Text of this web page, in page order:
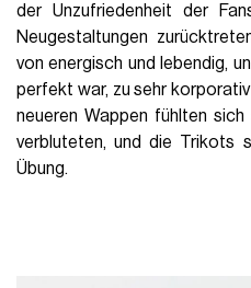
der Unzufriedenheit der
Neugestaltungen
von energisch und lebendig,
perfekt war, zu sehr
neueren Wappen fühlten
verbluteten, und die Trikots
Übung.